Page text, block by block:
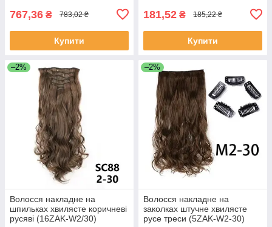
767,36 ₴ 783,02 ₴
Купити
181,52 ₴ 185,22 ₴
Купити
–2%
Волосся накладне на
шпильках хвилясте коричневі
русяві (16ZAK-W2/30)
–2%
Волосся накладне на
заколках штучне хвилясте
русе треси (5ZAK-W2-30)